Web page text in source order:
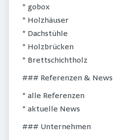
* gobox
* Holzhäuser
* Dachstühle
* Holzbrücken
* Brettschichtholz
### Referenzen & News
* alle Referenzen
* aktuelle News
### Unternehmen